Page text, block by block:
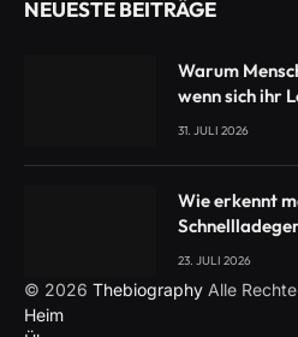
NEUESTE BEITRÄGE
Warum
wenn sich ihr
31. JULI 2026
Wie erkennt
23. JULI 2026
© 2026 Thebiography Alle
Heim